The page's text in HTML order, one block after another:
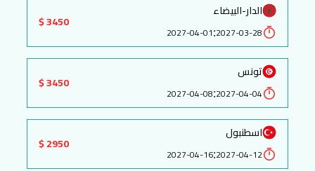
الدار-البيضاء
2027-03-28
:
2027-04-01
3450 $
تونس
2027-04-04
:
2027-04-08
3450 $
اسطنبول
2027-04-12
:
2027-04-16
2950 $